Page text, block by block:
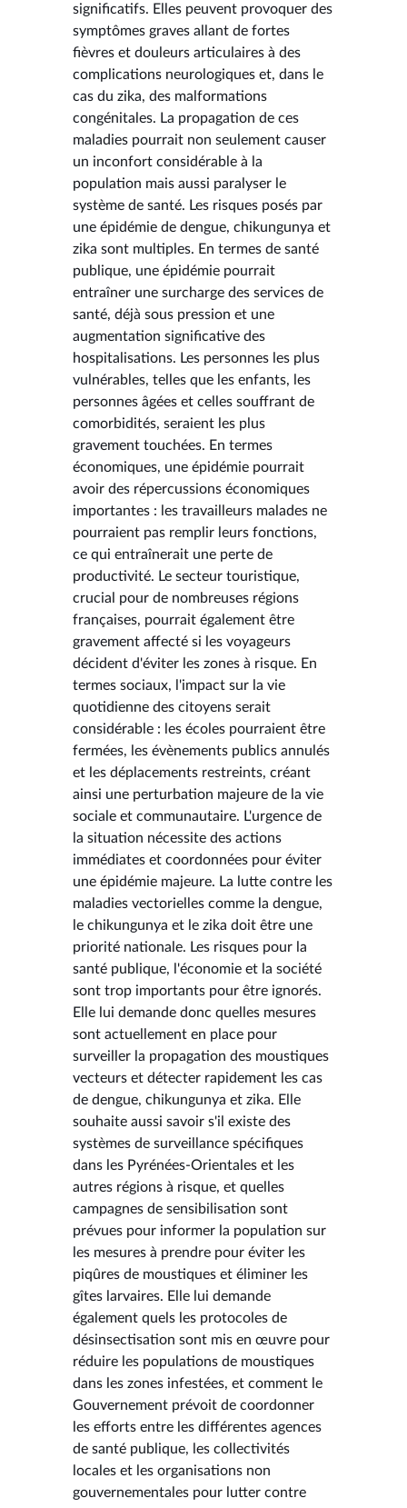
significatifs. Elles peuvent provoquer des
symptômes graves allant de fortes
fièvres et douleurs articulaires à des
complications neurologiques et, dans le
cas du zika, des malformations
congénitales. La propagation de ces
maladies pourrait non seulement causer
un inconfort considérable à la
population mais aussi paralyser le
système de santé. Les risques posés par
une épidémie de dengue, chikungunya et
zika sont multiples. En termes de santé
publique, une épidémie pourrait
entraîner une surcharge des services de
santé, déjà sous pression et une
augmentation significative des
hospitalisations. Les personnes les plus
vulnérables, telles que les enfants, les
personnes âgées et celles souffrant de
comorbidités, seraient les plus
gravement touchées. En termes
économiques, une épidémie pourrait
avoir des répercussions économiques
importantes : les travailleurs malades ne
pourraient pas remplir leurs fonctions,
ce qui entraînerait une perte de
productivité. Le secteur touristique,
crucial pour de nombreuses régions
françaises, pourrait également être
gravement affecté si les voyageurs
décident d'éviter les zones à risque. En
termes sociaux, l'impact sur la vie
quotidienne des citoyens serait
considérable : les écoles pourraient être
fermées, les évènements publics annulés
et les déplacements restreints, créant
ainsi une perturbation majeure de la vie
sociale et communautaire. L'urgence de
la situation nécessite des actions
immédiates et coordonnées pour éviter
une épidémie majeure. La lutte contre les
maladies vectorielles comme la dengue,
le chikungunya et le zika doit être une
priorité nationale. Les risques pour la
santé publique, l'économie et la société
sont trop importants pour être ignorés.
Elle lui demande donc quelles mesures
sont actuellement en place pour
surveiller la propagation des moustiques
vecteurs et détecter rapidement les cas
de dengue, chikungunya et zika. Elle
souhaite aussi savoir s'il existe des
systèmes de surveillance spécifiques
dans les Pyrénées-Orientales et les
autres régions à risque, et quelles
campagnes de sensibilisation sont
prévues pour informer la population sur
les mesures à prendre pour éviter les
piqûres de moustiques et éliminer les
gîtes larvaires. Elle lui demande
également quels les protocoles de
désinsectisation sont mis en œuvre pour
réduire les populations de moustiques
dans les zones infestées, et comment le
Gouvernement prévoit de coordonner
les efforts entre les différentes agences
de santé publique, les collectivités
locales et les organisations non
gouvernementales pour lutter contre